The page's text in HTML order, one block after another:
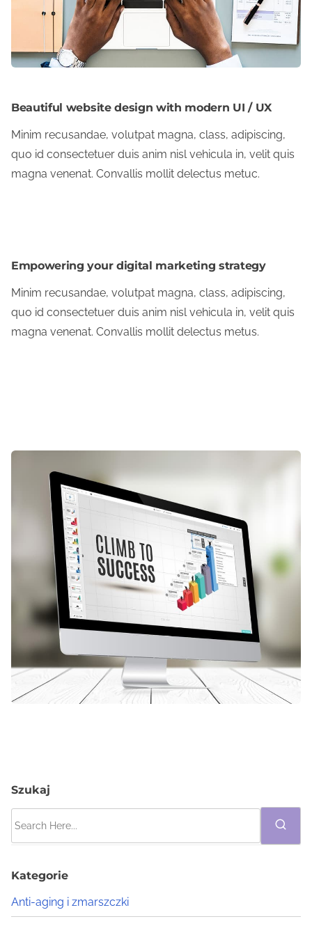
Beautiful website design with modern UI / UX
Minim recusandae, volutpat magna, class, adipiscing,
quo id consectetuer duis anim nisl vehicula in, velit quis
magna venenat. Convallis mollit delectus metuc.
Empowering your digital marketing strategy
Minim recusandae, volutpat magna, class, adipiscing,
quo id consectetuer duis anim nisl vehicula in, velit quis
magna venenat. Convallis mollit delectus metus.
Szukaj
r
c
h
Kategorie
Anti-aging i zmarszczki